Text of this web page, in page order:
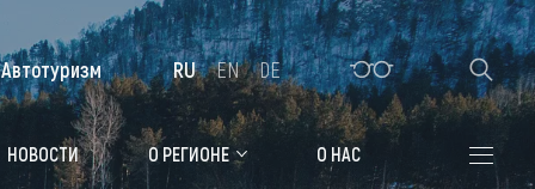
Алтайская зимовка
НОВОСТИ О РЕГИОНЕ О НАС
Автотуризм RU EN DE